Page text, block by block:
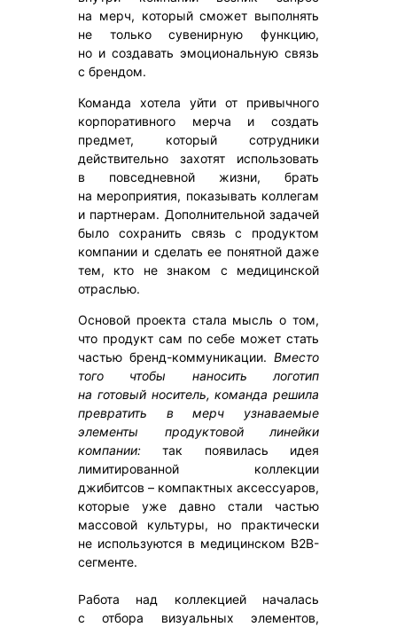
на мерч, который сможет выполнять
не только сувенирную функцию,
но и создавать эмоциональную связь
с брендом.
Команда хотела уйти от привычного
корпоративного мерча и создать
предмет, который сотрудники
действительно захотят использовать
в повседневной жизни, брать
на мероприятия, показывать коллегам
и партнерам. Дополнительной задачей
было сохранить связь с продуктом
компании и сделать ее понятной даже
тем, кто не знаком с медицинской
отраслью.
Основой проекта стала мысль о том,
что продукт сам по себе может стать
частью бренд-коммуникации. Вместо
того чтобы наносить логотип
на готовый носитель, команда решила
превратить в мерч узнаваемые
элементы продуктовой линейки
компании:так появилась идея
лимитированной коллекции
джибитсов – компактных аксессуаров,
которые уже давно стали частью
массовой культуры, но практически
не используются в медицинском B2B-
сегменте.
Работа над коллекцией началась
с отбора визуальных элементов,